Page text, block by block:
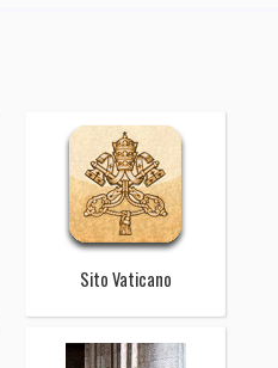
Sito Vaticano